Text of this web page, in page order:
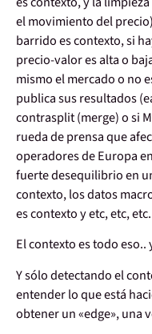
el movimiento del
barrido es contexto, si
precio-valor es alta o
mismo el mercado o no
publica sus resultados
contrasplit (merge) o si
rueda de prensa que
operadores de Europa
fuerte desequilibrio en
contexto, los datos
es contexto y etc, etc, etc.
El contexto es todo eso..
Y sólo detectando el
entender lo que está
obtener un «edge», una